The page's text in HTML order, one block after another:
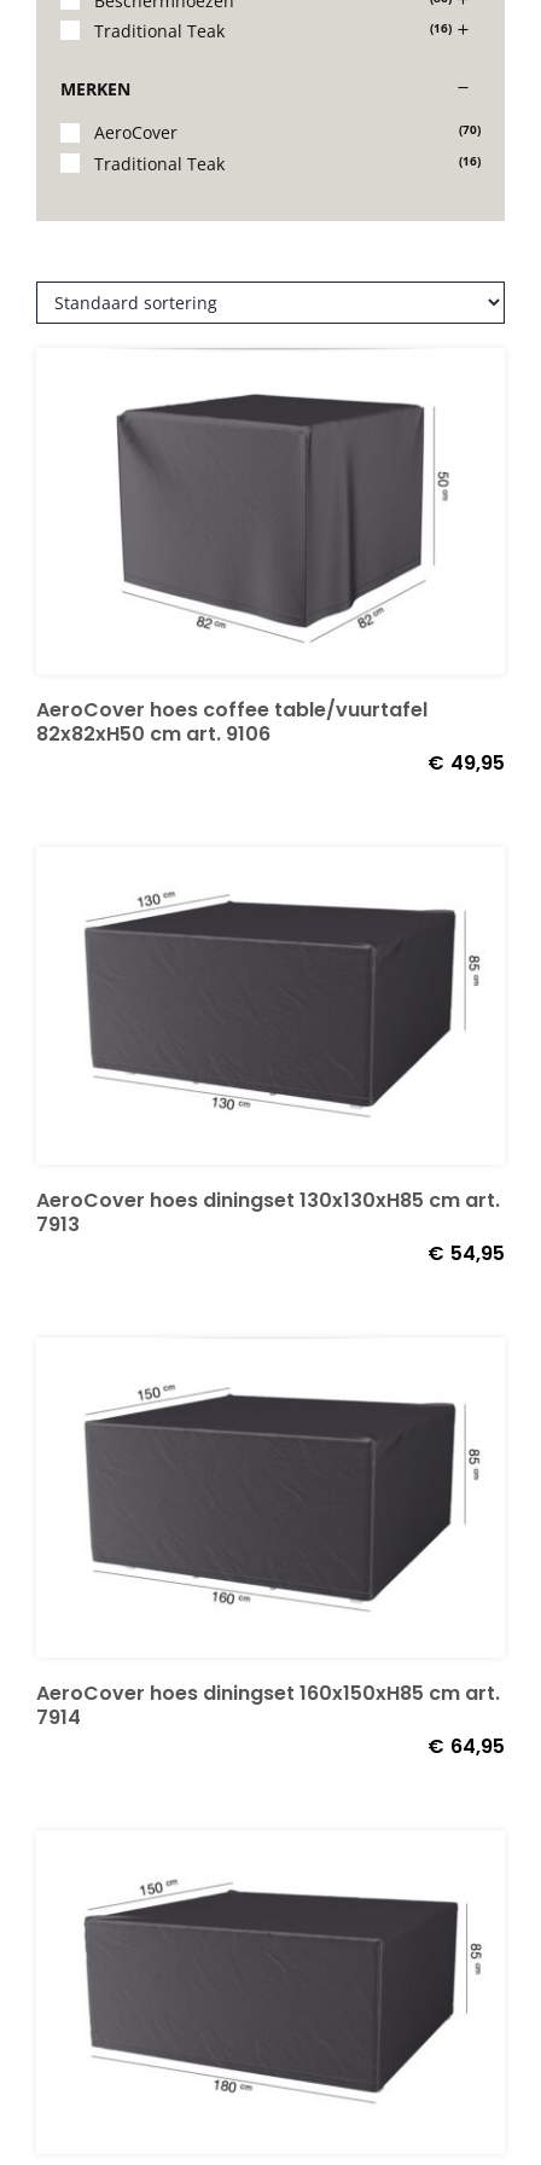
Stoelen
Tafels
Barset
Decoratie kussens
Verlichting
Onderhoud
Accessoires en Kado
Traditional Teak (16)
MERKEN
AeroCover
(70)
Traditional Teak (16)
AeroCover hoes coffee table/vuurtafel
82x82xH50 cm art. 9106
€ 49,95
AeroCover hoes diningset 130x130xH85 cm art.
7913
€ 54,95
AeroCover hoes diningset 160x150xH85 cm art.
7914
€ 64,95